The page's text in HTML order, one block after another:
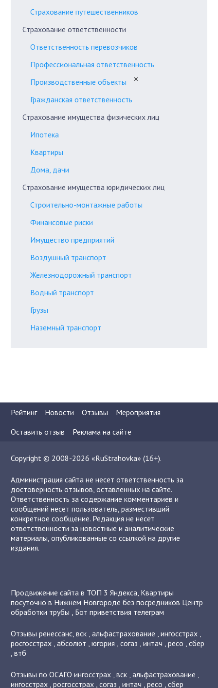
Страхование путешественников
Страхование ответственности
Ответственность перевозчиков
Профессиональная ответственность
Производственные объекты
✕
Гражданская ответственность
Страхование имущества физических лиц
Ипотека
Квартиры
Дома, дачи
Страхование имущества юридических лиц
Строительно-монтажные работы
Финансовые риски
Имущество предприятий
Воздушный транспорт
Железнодорожный транспорт
Водный транспорт
Грузы
Наземный транспорт
Рейтинг Новости Отзывы
Мероприятия
Оставить отзыв
Реклама на сайте
Copyright © 2008-2026 «RuStrahovka» (16+).
Администрация сайта не несет ответственность за
достоверность отзывов, оставленных на сайте.
Ответственность за содержание комментариев и
сообщений несет пользователь, разместивший
конкретное сообщение. Редакция не несет
ответственности за новостные и аналитические
материалы, опубликованные со ссылкой на другие
издания.
Продвижение сайта в ТОП 3 Яндекса, Квартиры
посуточно в Нижнем Новгороде без посредников Центр
обработки трубы , Бот приветствия телеграм
Отзывыренессанс,вск ,альфастрахование ,ингосстрах ,
росгосстрах ,абсолют ,югория ,согаз ,интач ,ресо ,сбер
,втб
Отзывы по ОСАГОингосстрах ,вск ,альфастрахование ,
ингосстрах ,росгосстрах ,согаз ,интач ,ресо ,сбер